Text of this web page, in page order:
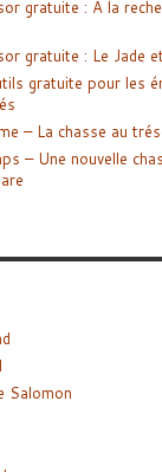
gratuite : A la
gratuite : Le Jade
gratuite pour les
– La chasse au
– Une nouvelle
Salomon